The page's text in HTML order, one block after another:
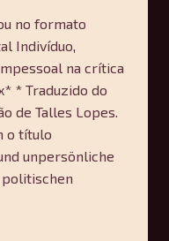
no formato
Indivíduo,
na crítica
* Traduzido do
de Talles Lopes.
o título
unpersönliche